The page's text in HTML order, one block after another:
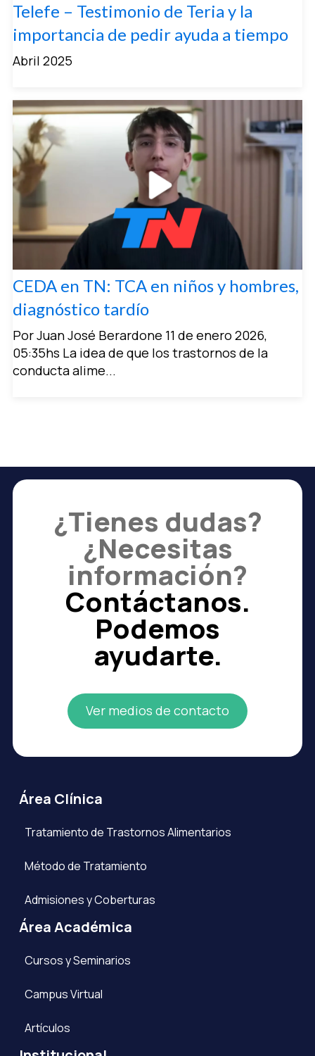
Telefe – Testimonio de Teria y la
importancia de pedir ayuda a tiempo
Abril 2025
CEDA en TN: TCA en niños y hombres,
diagnóstico tardío
Por Juan José Berardone 11 de enero 2026,
05:35hs La idea de que los trastornos de la
conducta alime...
¿Tienes dudas?
¿Necesitas
información?
Contáctanos.
Podemos
ayudarte.
Ver medios de contacto
Área Clínica
Tratamiento de Trastornos Alimentarios
Método de Tratamiento
Admisiones y Coberturas
Área Académica
Cursos y Seminarios
Campus Virtual
Artículos